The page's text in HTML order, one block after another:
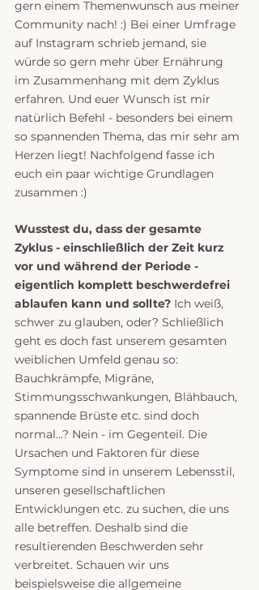
gern einem Themenwunsch aus meiner
Community nach! :) Bei einer Umfrage
auf Instagram schrieb jemand, sie
würde so gern mehr über Ernährung
im Zusammenhang mit dem Zyklus
erfahren. Und euer Wunsch ist mir
natürlich Befehl - besonders bei einem
so spannenden Thema, das mir sehr am
Herzen liegt! Nachfolgend fasse ich
euch ein paar wichtige Grundlagen
zusammen :)
Wusstest du, dass der gesamte
Zyklus - einschließlich der Zeit kurz
vor und während der Periode -
eigentlich komplett beschwerdefrei
ablaufen kann und sollte? Ich weiß,
schwer zu glauben, oder? Schließlich
geht es doch fast unserem gesamten
weiblichen Umfeld genau so:
Bauchkrämpfe, Migräne,
Stimmungsschwankungen, Blähbauch,
spannende Brüste etc. sind doch
normal...? Nein - im Gegenteil. Die
Ursachen und Faktoren für diese
Symptome sind in unserem Lebensstil,
unseren gesellschaftlichen
Entwicklungen etc. zu suchen, die uns
alle betreffen. Deshalb sind die
resultierenden Beschwerden sehr
verbreitet. Schauen wir uns
beispielsweise die allgemeine